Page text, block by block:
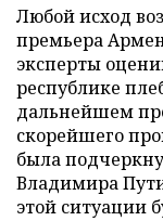
Любой исход
премьера
эксперты
республике
дальнейшем
скорейшего
была
Владимира
этой ситуации